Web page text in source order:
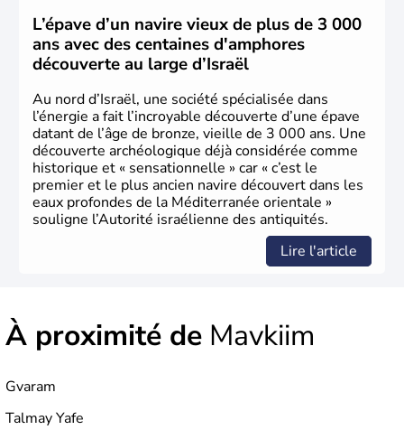
L’épave d’un navire vieux de plus de 3 000
ans avec des centaines d'amphores
découverte au large d’Israël
Au nord d’Israël, une société spécialisée dans
l’énergie a fait l’incroyable découverte d’une épave
datant de l’âge de bronze, vieille de 3 000 ans. Une
découverte archéologique déjà considérée comme
historique et « sensationnelle » car « c’est le
premier et le plus ancien navire découvert dans les
eaux profondes de la Méditerranée orientale »
souligne l’Autorité israélienne des antiquités.
Lire l'article
À proximité de Mavkiim
Gvaram
Talmay Yafe